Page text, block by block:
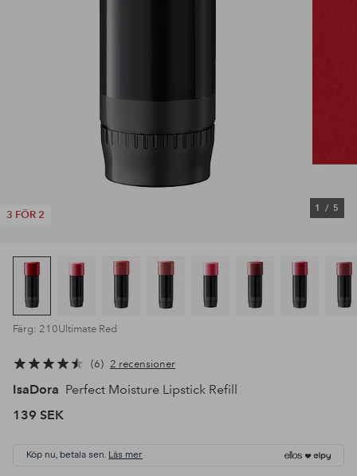
3 FÖR 2
1 / 5
Färg: 210Ultimate Red
6 2 recensioner
IsaDora Perfect Moisture Lipstick Refill
139 SEK
Köp nu, betala sen. Läs mer